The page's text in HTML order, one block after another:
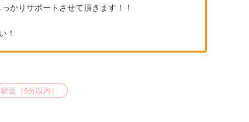
かりサポートさせて頂きます！！
！
駅近（5分以内）